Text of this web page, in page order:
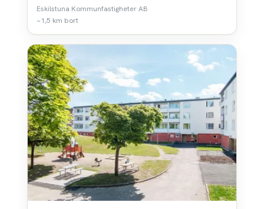
Eskilstuna Kommunfastigheter AB
~1,5 km bort